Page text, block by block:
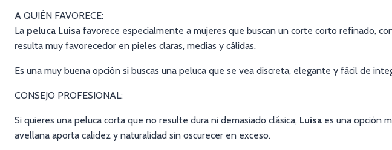
A QUIÉN FAVORECE:
La peluca Luisa favorece especialmente a mujeres que buscan un corte corto refinado,
resulta muy favorecedor en pieles claras, medias y cálidas.
Es una muy buena opción si buscas una peluca que se vea discreta, elegante y fácil de
CONSEJO PROFESIONAL:
Si quieres una peluca corta que no resulte dura ni demasiado clásica, Luisa es una opción
avellana aporta calidez y naturalidad sin oscurecer en exceso.